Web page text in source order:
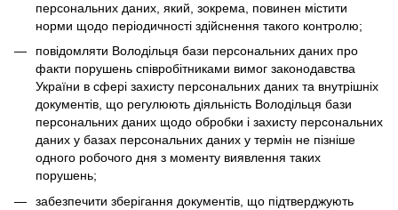
персональних даних, який, зокрема, повинен містити
норми щодо періодичності здійснення такого контролю;
повідомляти Володільця бази персональних даних про
факти порушень співробітниками вимог законодавства
України в сфері захисту персональних даних та внутрішніх
документів, що регулюють діяльність Володільця бази
персональних даних щодо обробки і захисту персональних
даних у базах персональних даних у термін не пізніше
одного робочого дня з моменту виявлення таких
порушень;
забезпечити зберігання документів, що підтверджують